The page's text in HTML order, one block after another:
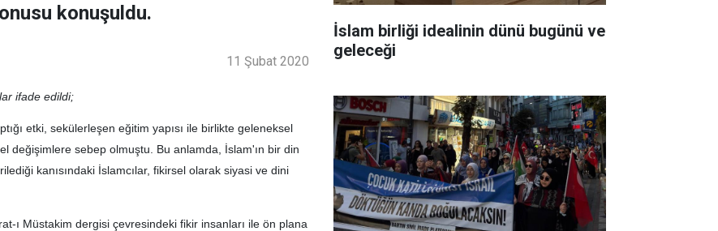
konuşuldu.
11 Şubat 2020
ifade edildi;
etki, sekülerleşen eğitim yapısı ile birlikte geleneksel
değişimlere sebep olmuştu. Bu anlamda, İslam'ın bir din
kanısındaki İslamcılar, fikirsel olarak siyasi ve dini
ı Müstakim dergisi çevresindeki fikir insanları ile ön plana
İslam birliği idealinin dünü bugünü ve
geleceği